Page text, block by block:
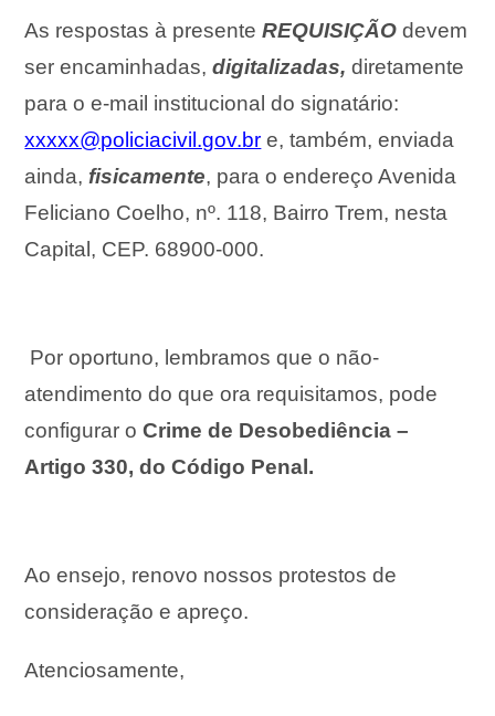
As respostas à presenteREQUISIÇÃO devem
ser encaminhadas,digitalizadas,diretamente
para o e-mail institucional do signatário:
xxxxx@policiacivil.gov.br e, também, enviada
ainda,fisicamente, para o endereço Avenida
Feliciano Coelho, nº. 118, Bairro Trem, nesta
Capital, CEP. 68900-000.
Por oportuno, lembramos que o não-
atendimento do que ora requisitamos, pode
configurar o Crime de Desobediência –
Artigo 330, do Código Penal.
Ao ensejo, renovo nossos protestos de
consideração e apreço.
Atenciosamente,